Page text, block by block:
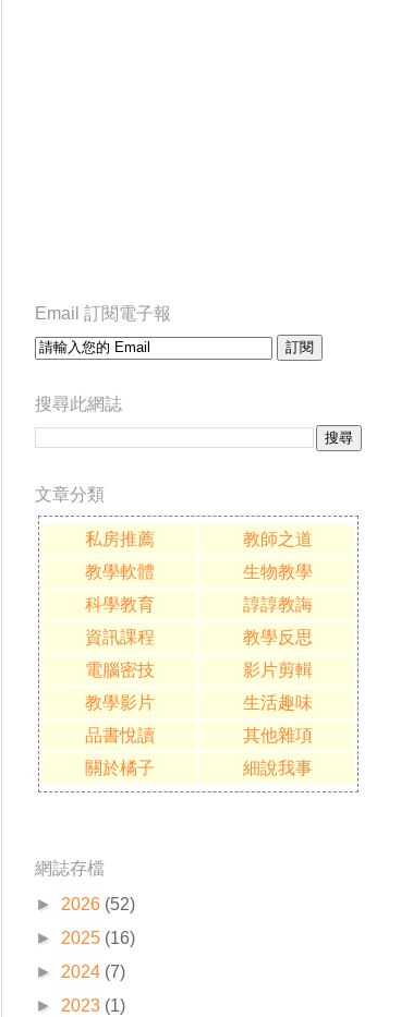
Email 訂閱電子報
搜尋此網誌
文章分類
私房推薦
教師之道
教學軟體
生物教學
科學教育
諄諄教誨
資訊課程
教學反思
電腦密技
影片剪輯
教學影片
生活趣味
品書悅讀
其他雜項
關於橘子
細說我事
網誌存檔
► 2026 (52)
► 2025 (16)
► 2024 (7)
► 2023 (1)